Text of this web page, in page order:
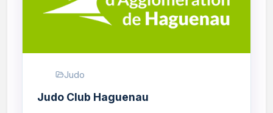
Judo
Judo Club Haguenau